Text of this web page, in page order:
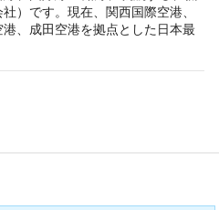
）です。現在、関西国際空港、
、成田空港を拠点とした日本最